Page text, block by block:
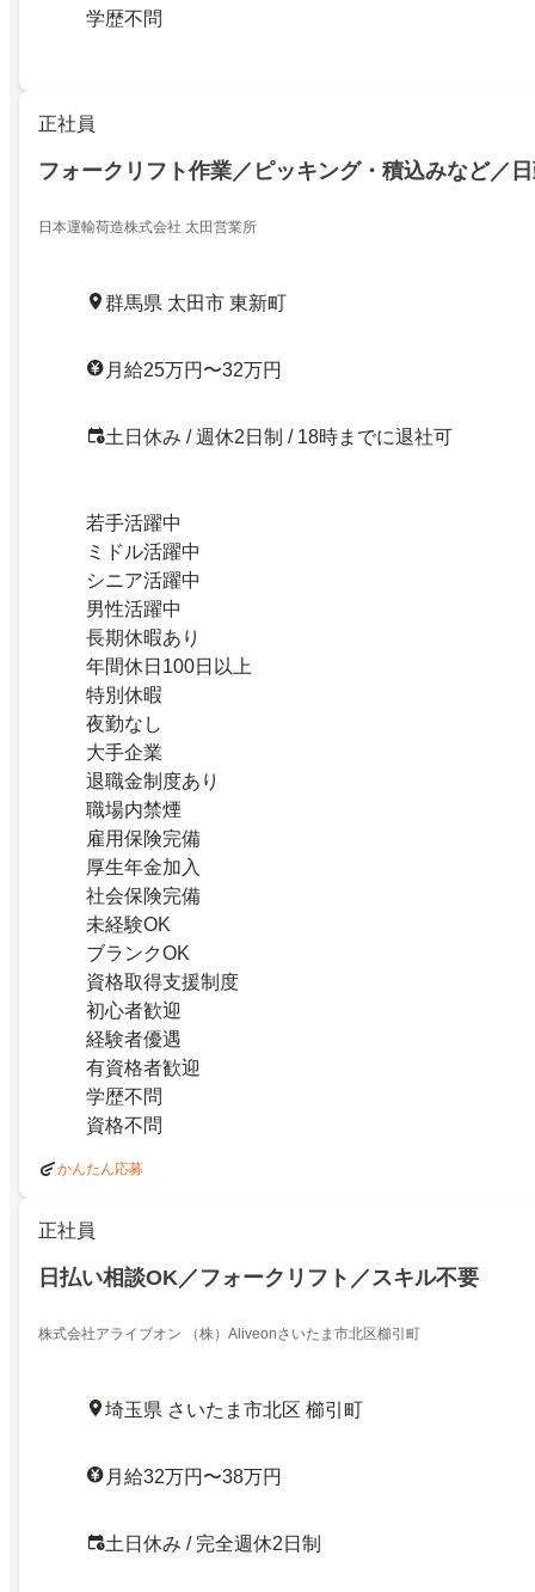
学歴不問
正社員
フォークリフト作業／ピッキング・積込みなど／
日本運輸荷造株式会社 太田営業所
群馬県 太田市 東新町
月給25万円〜32万円
土日休み / 週休2日制 / 18時までに退社可
若手活躍中
ミドル活躍中
シニア活躍中
男性活躍中
長期休暇あり
年間休日100日以上
特別休暇
夜勤なし
大手企業
退職金制度あり
職場内禁煙
雇用保険完備
厚生年金加入
社会保険完備
未経験OK
ブランクOK
資格取得支援制度
初心者歓迎
経験者優遇
有資格者歓迎
学歴不問
資格不問
かんたん応募
正社員
日払い相談OK／フォークリフト／スキル不要
株式会社アライブオン （株）Aliveonさいたま市北区櫛引町
埼玉県 さいたま市北区 櫛引町
月給32万円〜38万円
土日休み / 完全週休2日制